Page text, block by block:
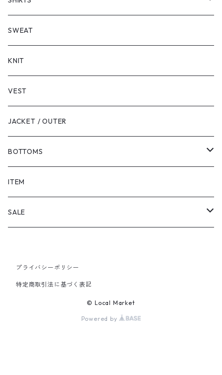
LONG SLEEVE
SHORT SLEEVE
LONG SLEEVE
SWEAT
KNIT
VEST
JACKET / OUTER
BOTTOMS
SHORTS
PANTS
ITEM
SALE
PANTS
プライバシーポリシー
特定商取引法に基づく表記
© Local Market
Powered by